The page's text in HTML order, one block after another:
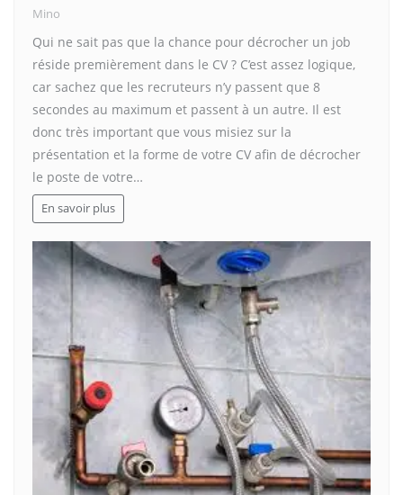
Mino
Qui ne sait pas que la chance pour décrocher un job
réside premièrement dans le CV ? C’est assez logique,
car sachez que les recruteurs n’y passent que 8
secondes au maximum et passent à un autre. Il est
donc très important que vous misiez sur la
présentation et la forme de votre CV afin de décrocher
le poste de votre…
En savoir plus